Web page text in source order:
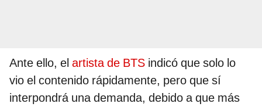
Ante ello, el artista de BTS indicó que solo lo
vio el contenido rápidamente, pero que sí
interpondrá una demanda, debido a que más